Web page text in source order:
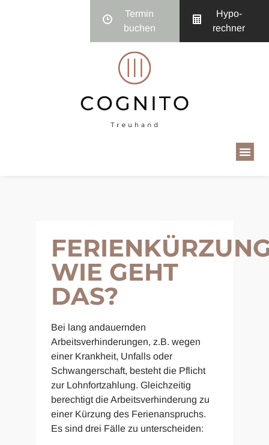
Termin
buchen
Hypo­
rechner
WIE GEHT
DAS?
Bei lang andauernden
Arbeitsverhinderungen, z.B. wegen
einer Krankheit, Unfalls oder
Schwangerschaft, besteht die Pflicht
zur Lohnfortzahlung. Gleichzeitig
berechtigt die Arbeitsverhinderung zu
einer Kürzung des Ferienanspruchs.
Es sind drei Fälle zu unterscheiden: